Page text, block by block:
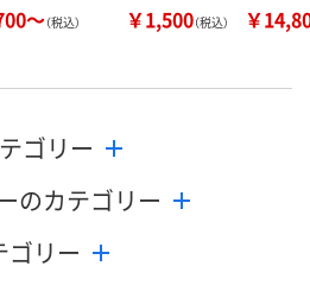
～（税込） ￥1,500（税込） ￥
ゴリー
のカテゴリー
ゴリー